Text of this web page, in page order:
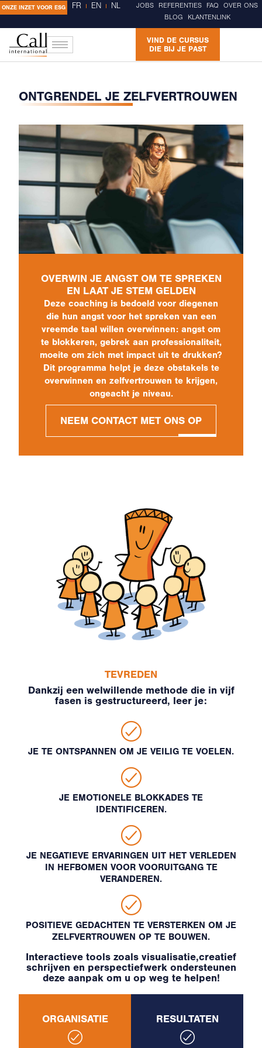
ONZE INZET VOOR ESG FR EN NL JOBS REFERENTIES FAQ
OVER ONS
BLOG
KLANTENLINK
VIND DE CURSUS
DIE BIJ JE PAST
ONTGRENDEL JE ZELFVERTROUWEN
OVERWIN JE ANGST OM TE SPREKEN
EN LAAT JE STEM GELDEN
Deze coaching is bedoeld voor diegenen
die hun angst voor het spreken van een
vreemde taal willen overwinnen: angst om
te blokkeren, gebrek aan professionaliteit,
moeite om zich met impact uit te drukken?
Dit programma helpt je deze obstakels te
overwinnen en zelfvertrouwen te krijgen,
ongeacht je niveau.
NEEM CONTACT MET ONS OP
TEVREDEN
Dankzij een welwillende methode die in vijf
fasen is gestructureerd, leer je:
JE TE ONTSPANNEN OM JE VEILIG TE VOELEN.
JE EMOTIONELE BLOKKADES TE
IDENTIFICEREN.
JE NEGATIEVE ERVARINGEN UIT HET VERLEDEN
IN HEFBOMEN VOOR VOORUITGANG TE
VERANDEREN.
POSITIEVE GEDACHTEN TE VERSTERKEN OM JE
ZELFVERTROUWEN OP TE BOUWEN.
Interactieve tools zoals visualisatie,creatief
schrijven en perspectiefwerk ondersteunen
deze aanpak om u op weg te helpen!
ORGANISATIE RESULTATEN